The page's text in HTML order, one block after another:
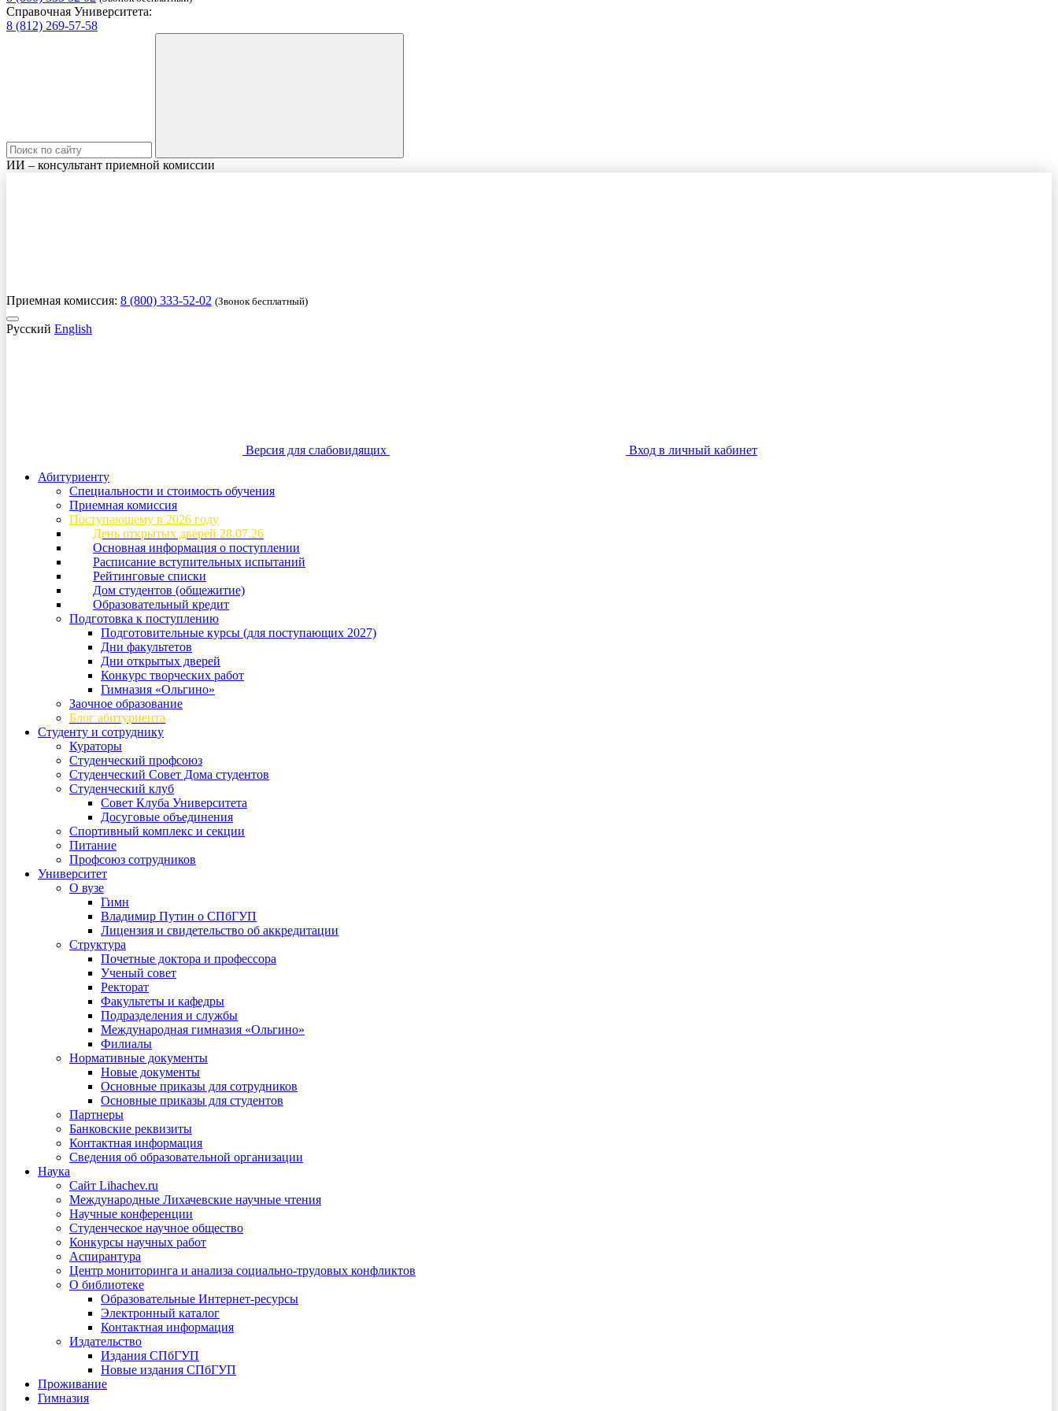
Справочная Университета:
8 (812) 269-57-58
ИИ – консультант приемной комиссии
Приемная комиссия: 8 (800) 333-52-02 (Звонок бесплатный)
Русский English
Версия для слабовидящих
Вход в личный кабинет
Абитуриенту
Специальности и стоимость обучения
Приемная комиссия
Поступающему в 2026 году
День открытых дверей 28.07.26
Основная информация о поступлении
Расписание вступительных испытаний
Рейтинговые списки
Дом студентов (общежитие)
Образовательный кредит
Подготовка к поступлению
Подготовительные курсы (для поступающих 2027)
Дни факультетов
Дни открытых дверей
Конкурс творческих работ
Гимназия «Ольгино»
Заочное образование
Блог абитуриента
Студенту и сотруднику
Кураторы
Студенческий профсоюз
Студенческий Совет Дома студентов
Студенческий клуб
Совет Клуба Университета
Досуговые объединения
Спортивный комплекс и секции
Питание
Профсоюз сотрудников
Университет
О вузе
Гимн
Владимир Путин о СПбГУП
Лицензия и свидетельство об аккредитации
Структура
Почетные доктора и профессора
Ученый совет
Ректорат
Факультеты и кафедры
Подразделения и службы
Международная гимназия «Ольгино»
Филиалы
Нормативные документы
Новые документы
Основные приказы для сотрудников
Основные приказы для студентов
Партнеры
Банковские реквизиты
Контактная информация
Сведения об образовательной организации
Наука
Сайт Lihachev.ru
Международные Лихачевские научные чтения
Научные конференции
Студенческое научное общество
Конкурсы научных работ
Аспирантура
Центр мониторинга и анализа социально-трудовых конфликтов
О библиотеке
Образовательные Интернет-ресурсы
Электронный каталог
Контактная информация
Издательство
Издания СПбГУП
Новые издания СПбГУП
Проживание
Гимназия